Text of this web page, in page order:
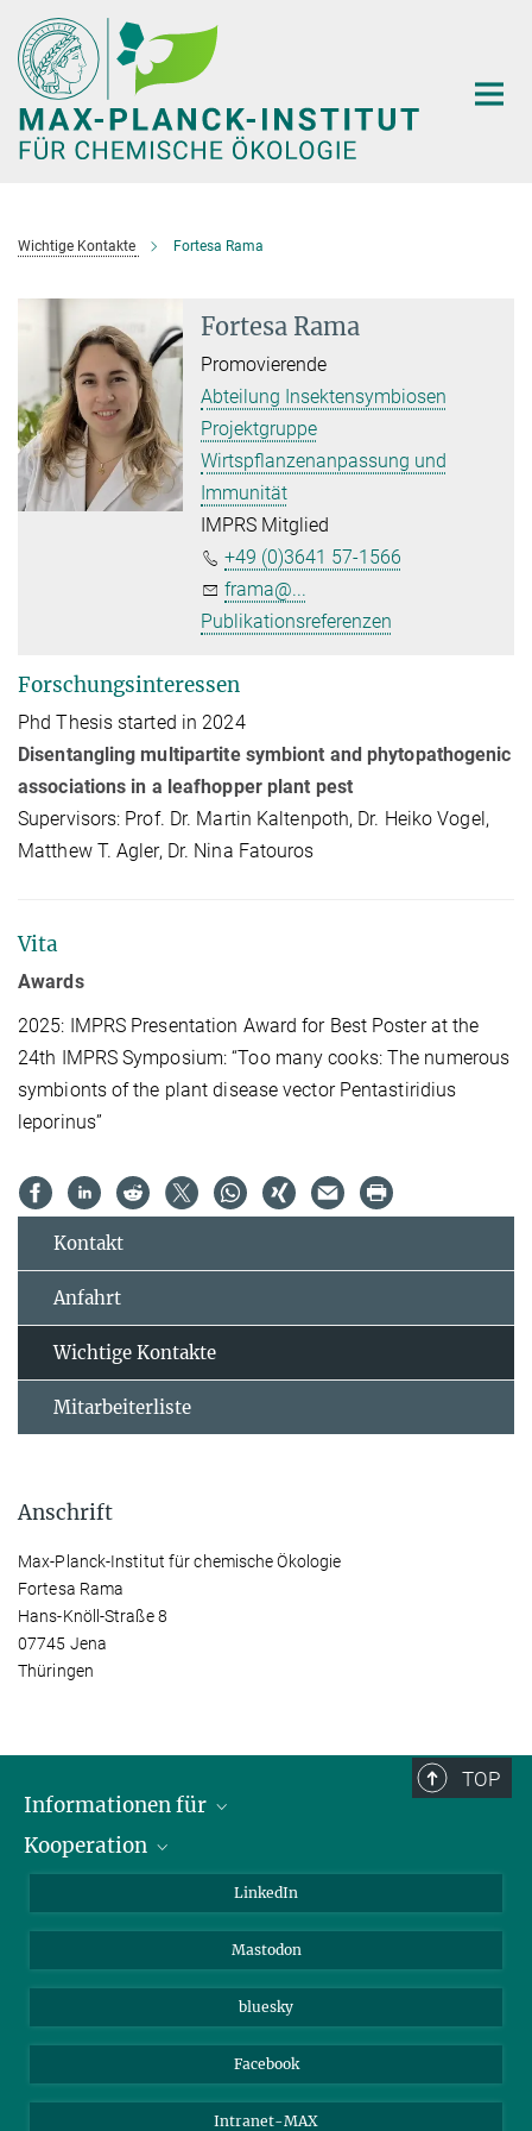
Hauptinhalt
Wichtige Kontakte Fortesa Rama
Fortesa Rama
Promovierende
Abteilung Insektensymbiosen
Projektgruppe
Wirtspflanzenanpassung und
Immunität
IMPRS Mitglied
+49 (0)3641 57-1566
frama@...
Publikationsreferenzen
Forschungsinteressen
Phd Thesis started in 2024
Disentangling multipartite symbiont and phytopathogenic
associations in a leafhopper plant pest
Supervisors: Prof. Dr. Martin Kaltenpoth, Dr. Heiko Vogel,
Matthew T. Agler, Dr. Nina Fatouros
Vita
Awards
2025: IMPRS Presentation Award for Best Poster at the
24th IMPRS Symposium: “Too many cooks: The numerous
symbionts of the plant disease vector Pentastiridius
leporinus”
Kontakt
Anfahrt
Wichtige Kontakte
Mitarbeiterliste
Anschrift
Max-Planck-Institut für chemische Ökologie
Fortesa Rama
Hans-Knöll-Straße 8
07745 Jena
Thüringen
TOP
Informationen für
Journalisten
Kooperation
Beutenberg Campus e.V.
LinkedIn
Mastodon
bluesky
Facebook
Intranet-MAX